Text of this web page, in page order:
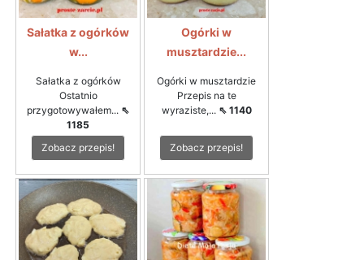
Sałatka z ogórków
w...
Sałatka z ogórków
Ostatnio
przygotowywałem... ⇖
1185
Zobacz przepis!
Ogórki w
musztardzie...
Ogórki w musztardzie
Przepis na te
wyraziste,... ⇖ 1140
Zobacz przepis!